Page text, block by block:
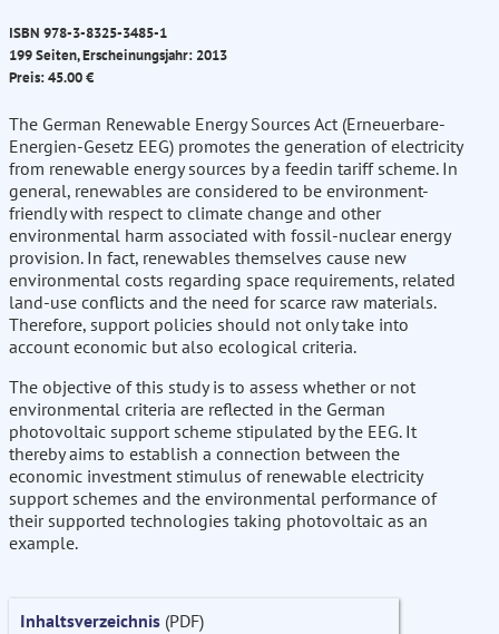
ISBN 978-3-8325-3485-1
199 Seiten, Erscheinungsjahr: 2013
Preis: 45.00 €
The German Renewable Energy Sources Act (Erneuerbare-
Energien-Gesetz EEG) promotes the generation of electricity
from renewable energy sources by a feedin tariff scheme. In
general, renewables are considered to be environment-
friendly with respect to climate change and other
environmental harm associated with fossil-nuclear energy
provision. In fact, renewables themselves cause new
environmental costs regarding space requirements, related
land-use conflicts and the need for scarce raw materials.
Therefore, support policies should not only take into
account economic but also ecological criteria.
The objective of this study is to assess whether or not
environmental criteria are reflected in the German
photovoltaic support scheme stipulated by the EEG. It
thereby aims to establish a connection between the
economic investment stimulus of renewable electricity
support schemes and the environmental performance of
their supported technologies taking photovoltaic as an
example.
Inhaltsverzeichnis (PDF)